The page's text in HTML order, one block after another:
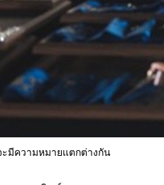
มีความหมายแตกต่างกัน